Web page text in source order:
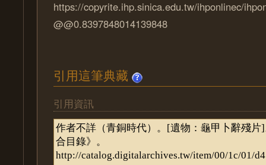
https://copyrite.ihp.sinica.edu.tw/ihponlinec/
@@0.8397848014139848
引用這筆典藏
引用資訊